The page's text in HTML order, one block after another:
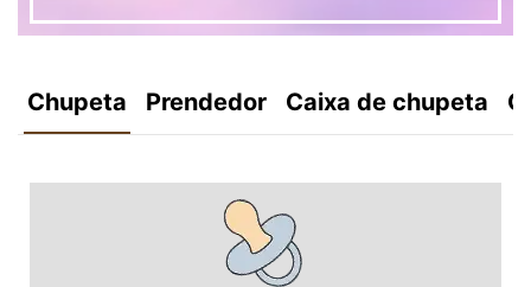
Chupeta Prendedor Caixa de chupeta